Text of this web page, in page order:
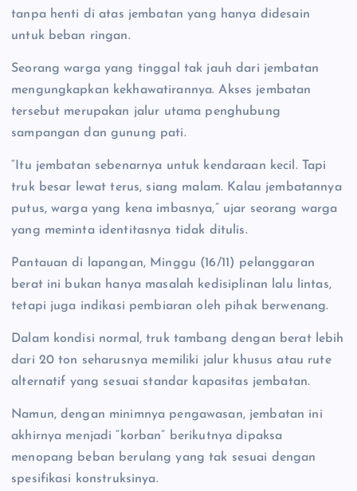
tanpa henti di atas jembatan yang hanya didesain
untuk beban ringan.
Seorang warga yang tinggal tak jauh dari jembatan
mengungkapkan kekhawatirannya. Akses jembatan
tersebut merupakan jalur utama penghubung
sampangan dan gunung pati.
“Itu jembatan sebenarnya untuk kendaraan kecil. Tapi
truk besar lewat terus, siang malam. Kalau jembatannya
putus, warga yang kena imbasnya,” ujar seorang warga
yang meminta identitasnya tidak ditulis.
Pantauan di lapangan, Minggu (16/11) pelanggaran
berat ini bukan hanya masalah kedisiplinan lalu lintas,
tetapi juga indikasi pembiaran oleh pihak berwenang.
Dalam kondisi normal, truk tambang dengan berat lebih
dari 20 ton seharusnya memiliki jalur khusus atau rute
alternatif yang sesuai standar kapasitas jembatan.
Namun, dengan minimnya pengawasan, jembatan ini
akhirnya menjadi “korban” berikutnya dipaksa
menopang beban berulang yang tak sesuai dengan
spesifikasi konstruksinya.